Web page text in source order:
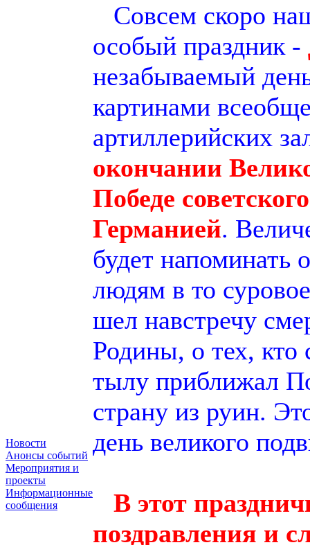
Новости
Анонсы событий
Мероприятия и
проекты
Информационные
сообщения
Совсем скоро
особый праздник -
незабываемый
картинами
артиллерийских
окончании
Победе
Германией.
будет напоминать
людям в то
шел навстречу
Родины, о тех, кто
тылу приближал
страну из руин.
день великого
В этот
поздравления и